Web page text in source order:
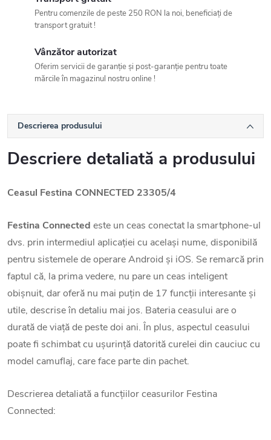
Pentru comenzile de peste 250 RON la noi, beneficiați de
transport gratuit !
Vânzător autorizat
Oferim servicii de garanție și post-garanție pentru toate
mărcile în magazinul nostru online !
Descrierea produsului
Descriere detaliată a produsului
Ceasul Festina CONNECTED 23305/4
Festina Connected este un ceas conectat la smartphone-ul
dvs. prin intermediul aplicației cu același nume, disponibilă
pentru sistemele de operare Android și iOS. Se remarcă prin
faptul că, la prima vedere, nu pare un ceas inteligent
obișnuit, dar oferă nu mai puțin de 17 funcții interesante și
utile, descrise în detaliu mai jos. Bateria ceasului are o
durată de viață de peste doi ani. În plus, aspectul ceasului
poate fi schimbat cu ușurință datorită curelei din cauciuc cu
model camuflaj, care face parte din pachet.
Descrierea detaliată a funcțiilor ceasurilor Festina
Connected: